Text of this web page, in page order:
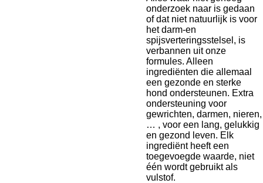
onderzoek naar is gedaan
of dat niet natuurlijk is voor
het darm-en
spijsverteringsstelsel, is
verbannen uit onze
formules. Alleen
ingrediënten die allemaal
een gezonde en sterke
hond ondersteunen. Extra
ondersteuning voor
gewrichten, darmen, nieren,
… , voor een lang, gelukkig
en gezond leven. Elk
ingrediënt heeft een
toegevoegde waarde, niet
één wordt gebruikt als
vulstof.